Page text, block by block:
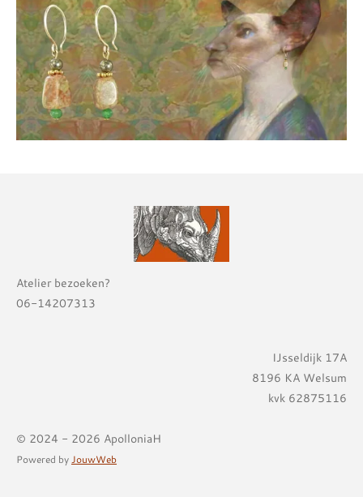
Atelier bezoeken?
06-14207313
IJsseldijk 17A
8196 KA Welsum
kvk 62875116
© 2024 - 2026 ApolloniaH
Powered byJouwWeb